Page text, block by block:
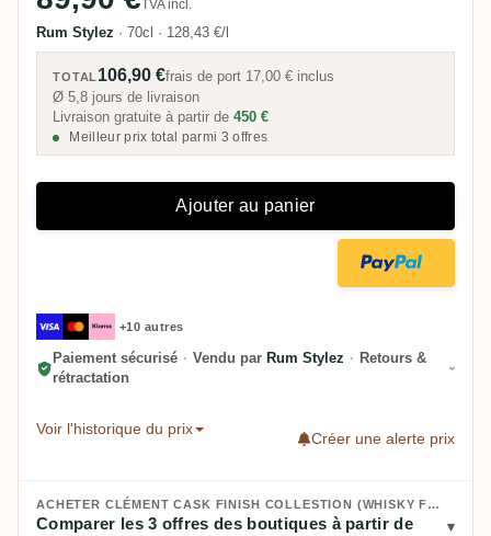
TVA incl.
Rum Stylez · 70cl · 128,43 €/l
TOTAL 106,90 €frais de port 17,00 € inclus
Ø 5,8 jours de livraison
Livraison gratuite à partir de 450 €
Meilleur prix total parmi 3 offres
Ajouter au panier
+10 autres
Paiement sécurisé · Vendu par Rum Stylez · Retours &
rétractation
Voir l'historique du prix
Créer une alerte prix
ACHETER CLÉMENT CASK FINISH COLLESTION (WHISKY FRANÇAIS) :
Comparer les 3 offres des boutiques à partir de